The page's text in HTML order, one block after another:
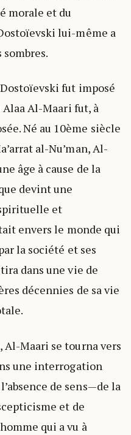
morale et du
lui-même a
fut imposé
Alaa Al-Maari fut, à
Né au 10ème siècle
al-Nu’man, Al-
âge à cause de la
devint une
et
envers le monde qui
la société et ses
dans une vie de
décennies de sa vie
Al-Maari se tourna vers
une interrogation
de sens—de la
et de
qui a vu à